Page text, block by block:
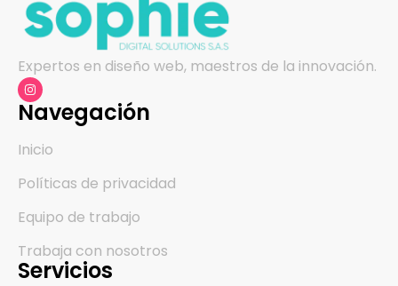
Expertos en diseño web, maestros de la innovación.
Navegación
Inicio
Políticas de privacidad
Equipo de trabajo
Trabaja con nosotros
Servicios